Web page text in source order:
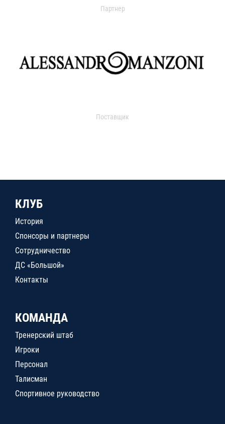
Партнер
Поставщик
КЛУБ
История
Спонсоры и партнеры
Сотрудничество
ДС «Большой»
Контакты
КОМАНДА
Тренерский штаб
Игроки
Персонал
Талисман
Спортивное руководство